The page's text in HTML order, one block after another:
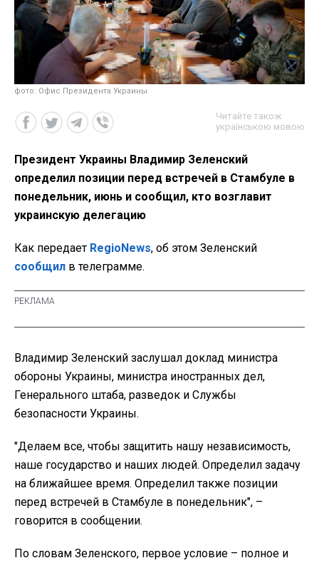
фото: Офис Президента Украины
Читайте також
українською мовою
Президент Украины Владимир Зеленский
определил позиции перед встречей в Стамбуле в
понедельник, июнь и сообщил, кто возглавит
украинскую делегацию
Как передает RegioNews, об этом Зеленский
сообщил в телеграмме.
Владимир Зеленский заслушал доклад министра
обороны Украины, министра иностранных дел,
Генерального штаба, разведок и Службы
безопасности Украины.
"Делаем все, чтобы защитить нашу независимость,
наше государство и наших людей. Определил задачу
на ближайшее время. Определил также позиции
перед встречей в Стамбуле в понедельник", –
говорится в сообщении.
По словам Зеленского, первое условие – полное и